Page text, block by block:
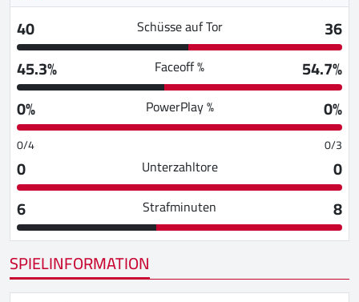
40
Schüsse auf Tor
36
45.3%
Faceoff %
54.7%
0%
PowerPlay % 0%
0/4 0/3
0 Unterzahltore
0
6
Strafminuten
8
SPIELINFORMATION